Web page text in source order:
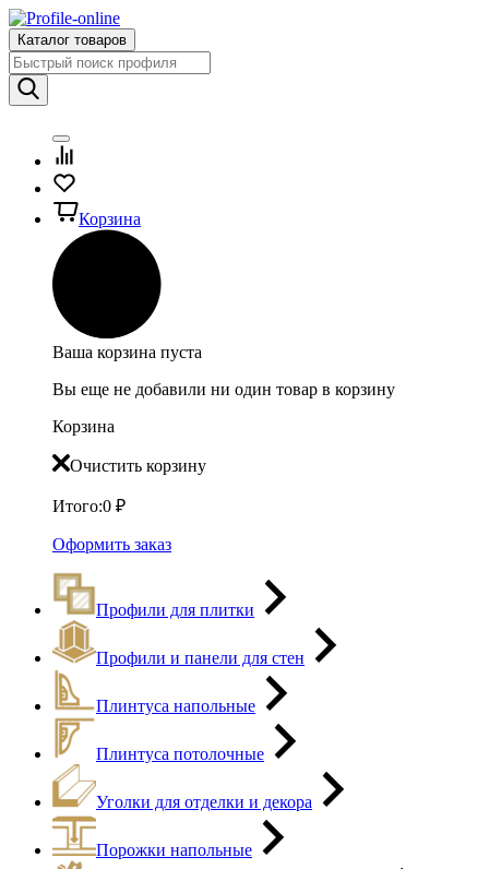
Каталог товаров
Корзина
Ваша корзина пуста
Вы еще не добавили ни один товар в корзину
Корзина
Очистить корзину
Итого:0 ₽
Оформить заказ
Профили для плитки
Профили и панели для стен
Плинтуса напольные
Плинтуса потолочные
Уголки для отделки и декора
Порожки напольные